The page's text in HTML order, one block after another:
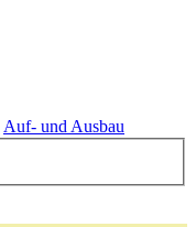
Auf- und Ausbau